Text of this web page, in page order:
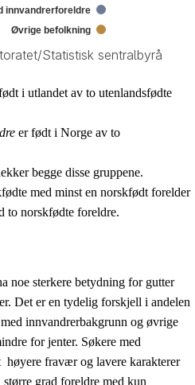
Statistisk sentralbyrå
innvandrerforeldre
Øvrige befolkning
i utlandet av to utenlandsfødte
er født i Norge av to
begge disse gruppene.
med minst en norskfødt forelder
to norskfødte foreldre.
noe sterkere betydning for gutter
Det er en tydelig forskjell i andelen
innvandrerbakgrunn og øvrige
for jenter. Søkere med
fravær og lavere karakterer
grad foreldre med kun